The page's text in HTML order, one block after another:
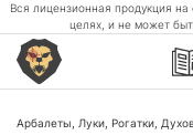
Вся лицензионная продукция
целях, и не может
Арбалеты, Луки, Рогатки,